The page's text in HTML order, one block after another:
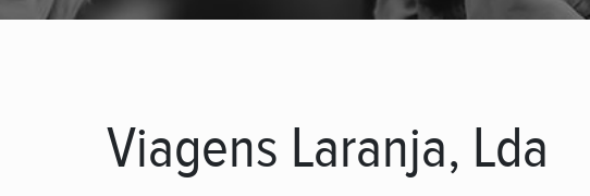
Viagens Laranja, Lda